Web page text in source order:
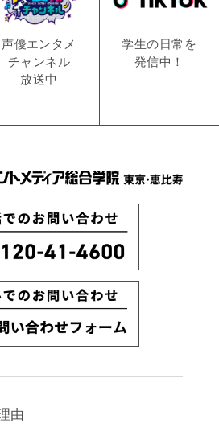
声優エンタメ
チャンネル
放送中
学生の日常を
発信中！
由